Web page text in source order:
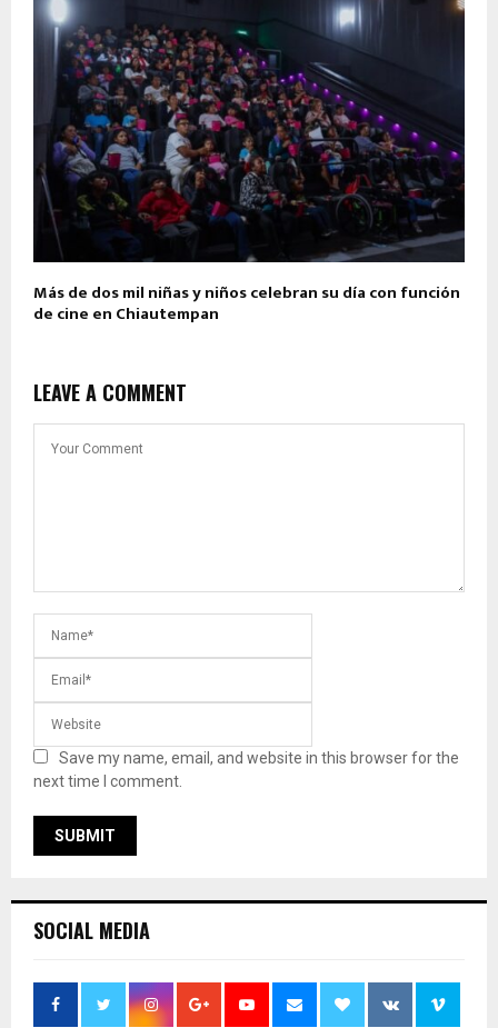
Más de dos mil niñas y niños celebran su día con función
de cine en Chiautempan
LEAVE A COMMENT
Save my name, email, and website in this browser for the
next time I comment.
SOCIAL MEDIA